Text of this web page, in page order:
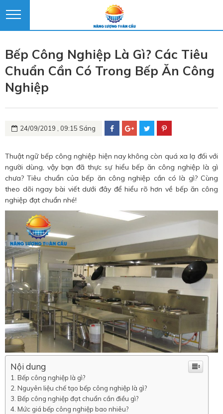
Bếp Công Nghiệp Là Gì? Các Tiêu
Chuẩn Cần Có Trong Bếp Ăn Công
Nghiệp
24/09/2019 , 09:15 Sáng
Thuật ngữ bếp công nghiệp hiện nay không còn quá xa lạ đối với
người dùng, vậy bạn đã thực sự hiểu bếp ăn công nghiệp là gì
chưa? Tiêu chuẩn của bếp ăn công nghiệp cần có là gì? Cùng
theo dõi ngay bài viết dưới đây để hiểu rõ hơn về bếp ăn công
nghiệp đạt chuẩn nhé!
Nội dung
Bếp công nghiệp là gì?
Nguyên liệu chế tạo bếp công nghiệp là gì?
Bếp công nghiệp đạt chuẩn cần điều gì?
Mức giá bếp công nghiệp bao nhiêu?